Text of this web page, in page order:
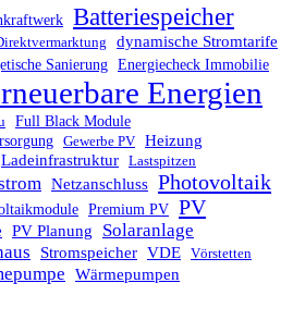
Batteriespeicher
dynamische Stromtarife
Sanierung Energiecheck Immobilie
Energien
Full Black Module
Gewerbe PV Heizung
Ladeinfrastruktur Lastspitzen
Netzanschluss Photovoltaik
Premium PV PV
PV Planung Solaranlage
Stromspeicher VDE
Vörstetten
Wärmepumpen